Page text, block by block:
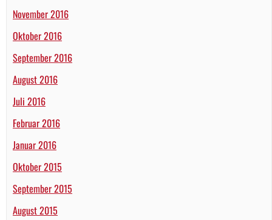
November 2016
Oktober 2016
September 2016
August 2016
Juli 2016
Februar 2016
Januar 2016
Oktober 2015
September 2015
August 2015